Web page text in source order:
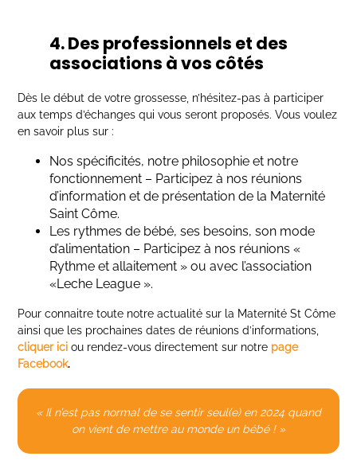
4. Des professionnels et des
associations à vos côtés
Dès le début de votre grossesse, n’hésitez-pas à participer
aux temps d’échanges qui vous seront proposés. Vous voulez
en savoir plus sur :
Nos spécificités, notre philosophie et notre
fonctionnement – Participez à nos réunions
d’information et de présentation de la Maternité
Saint Côme.
Les rythmes de bébé, ses besoins, son mode
d’alimentation – Participez à nos réunions «
Rythme et allaitement » ou avec l’association
«Leche League ».
Pour connaitre toute notre actualité sur la Maternité St Côme
ainsi que les prochaines dates de réunions d’informations,
cliquer iciou rendez-vous directement sur notre page
Facebook.
« Il n’est pas normal de se sentir seul(e) en 2024 quand
on vient de mettre au monde un bébé ! »